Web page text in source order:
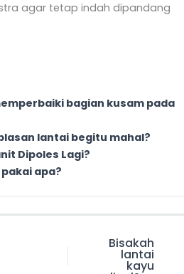
agar tetap indah dipandang
bagian kusam pada
lantai begitu mahal?
Dipoles Lagi?
apa?
Bisakah
lantai
kayu